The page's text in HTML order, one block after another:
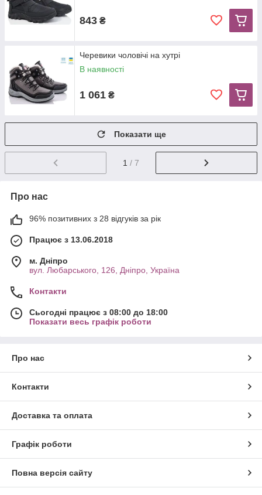
843 ₴
Черевики чоловічі на хутрі
В наявності
1 061 ₴
Показати ще
1 / 7
Про нас
96% позитивних з 28 відгуків за рік
Працює з 13.06.2018
м. Дніпро
вул. Любарського, 126, Дніпро, Україна
Контакти
Сьогодні працює з 08:00 до 18:00
Показати весь графік роботи
Про нас
Контакти
Доставка та оплата
Графік роботи
Повна версія сайту